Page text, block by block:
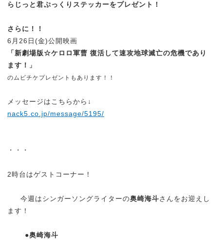
らじっと君ぷっくりステッカーをプレゼント！
さらに！！
6月26日(金)公開映画
「新劇場版☆ケロロ軍曹 復活して速攻地球滅亡の危機であり
ます！
」
のムビチケプレゼントもあります！！
メッセージはこちらから↓
nack5.co.jp/message/5195/
・・・
2時台はゲストコーナー！
今週はシンガーソングライターの奥崎海斗さんをお迎えし
ます！
●奥崎海斗